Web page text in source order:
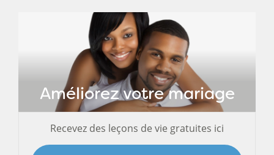
Améliorez votre mariage
Recevez des leçons de vie gratuites ici